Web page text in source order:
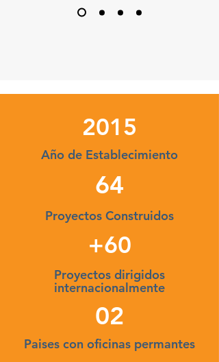
2015
Año de Establecimiento
64
Proyectos Construidos
+60
Proyectos dirigidos
internacionalmente
02
Paises con oficinas permantes